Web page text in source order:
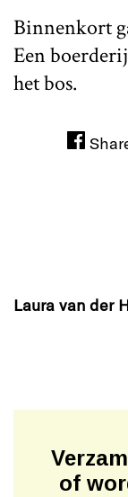
Binnenkort
Een
het bos.
Laura van der
of